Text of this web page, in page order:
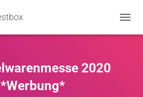
2020
*Werbung*